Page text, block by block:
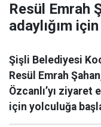
Resül Emrah
adaylığım
Şişli Belediyesi
Resül Emrah
Özcanlı’yı ziyaret
için yolculuğa